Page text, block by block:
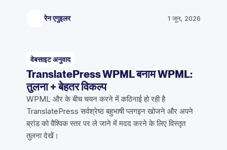
रेन एगुइलर 1 जून, 2026
वेबसाइट अनुवाद
TranslatePress WPML बनाम WPML:
तुलना + बेहतर विकल्प
WPML और के बीच चयन करने में कठिनाई हो रही है
TranslatePress सर्वश्रेष्ठ बहुभाषी प्लगइन खोजने और अपने
ब्रांड को वैश्विक स्तर पर ले जाने में मदद करने के लिए विस्तृत
तुलना देखें।